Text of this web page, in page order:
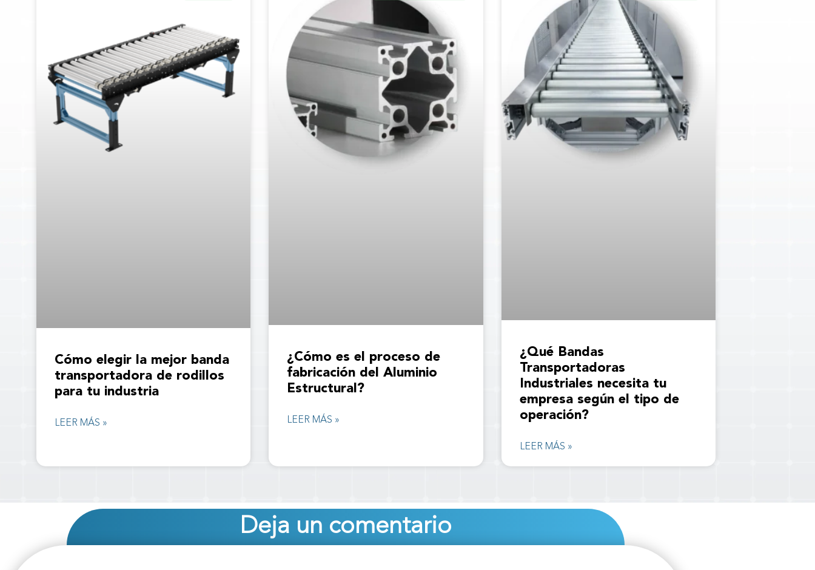
Cómo elegir la mejor banda
transportadora de rodillos
para tu industria
LEER MÁS »
¿Cómo es el proceso de
fabricación del Aluminio
Estructural?
LEER MÁS »
¿Qué Bandas
Transportadoras
Industriales necesita tu
empresa según el tipo de
operación?
LEER MÁS »
Deja un comentario